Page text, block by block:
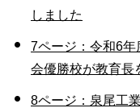
しました
7ページ：令和6
会優勝校が教育長
8ページ：泉尾工